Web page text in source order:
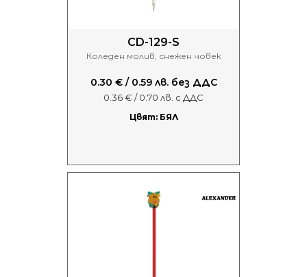
CD-129-S
Коледен молив, снежен човек
0.30 € / 0.59 лв. без ДДС
0.36 € / 0.70 лв. с ДДС
Цвят: БЯЛ